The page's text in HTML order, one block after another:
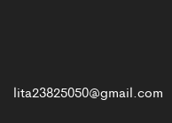
lita23825050@gmail.com